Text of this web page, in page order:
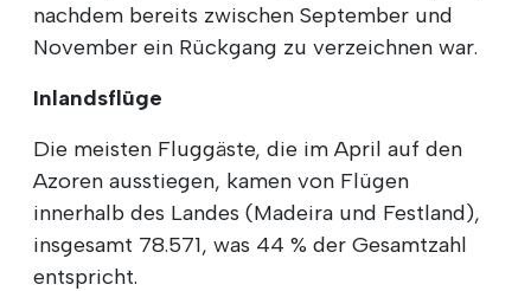
nachdem bereits zwischen September und
November ein Rückgang zu verzeichnen war.
Inlandsflüge
Die meisten Fluggäste, die im April auf den
Azoren ausstiegen, kamen von Flügen
innerhalb des Landes (Madeira und Festland),
insgesamt 78.571, was 44 % der Gesamtzahl
entspricht.